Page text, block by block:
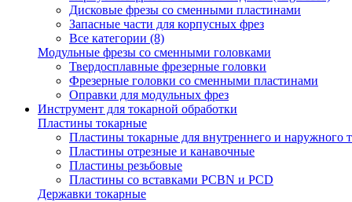
Дисковые фрезы со сменными пластинами
Запасные части для корпусных фрез
Все категории (8)
Модульные фрезы со сменными головками
Твердосплавные фрезерные головки
Фрезерные головки со сменными пластинами
Оправки для модульных фрез
Инструмент для токарной обработки
Пластины токарные
Пластины токарные для внутреннего и наружного
Пластины отрезные и канавочные
Пластины резьбовые
Пластины со вставками PCBN и PCD
Державки токарные